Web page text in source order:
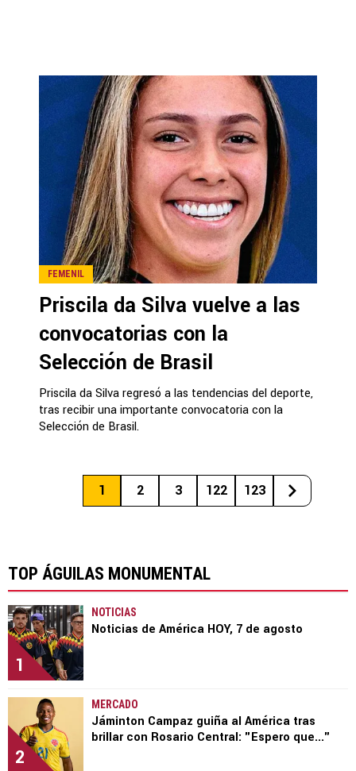
FEMENIL
Priscila da Silva vuelve a las
convocatorias con la
Selección de Brasil
Priscila da Silva regresó a las tendencias del deporte,
tras recibir una importante convocatoria con la
Selección de Brasil.
1 2 3 122 123
TOP ÁGUILAS MONUMENTAL
1
NOTICIAS
Noticias de América HOY, 7 de agosto
2
MERCADO
Jáminton Campaz guiña al América tras
brillar con Rosario Central: "Espero que..."